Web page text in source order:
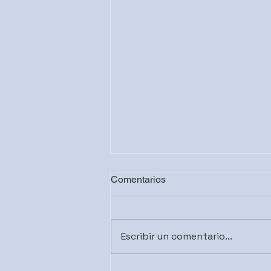
Comentarios
Escribir un comentario...